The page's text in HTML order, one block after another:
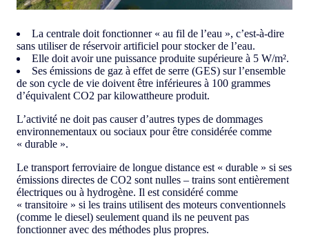
La centrale doit fonctionner « au fil de l’eau », c’est-à-dire
sans utiliser de réservoir artificiel pour stocker de l’eau.
Elle doit avoir une puissance produite supérieure à 5 W/m².
Ses émissions de gaz à effet de serre (GES) sur l’ensemble
de son cycle de vie doivent être inférieures à 100 grammes
d’équivalent CO2 par kilowattheure produit.
L’activité ne doit pas causer d’autres types de dommages
environnementaux ou sociaux pour être considérée comme
« durable ».
Le transport ferroviaire de longue distance est « durable » si ses
émissions directes de CO2 sont nulles – trains sont entièrement
électriques ou à hydrogène. Il est considéré comme
« transitoire » si les trains utilisent des moteurs conventionnels
(comme le diesel) seulement quand ils ne peuvent pas
fonctionner avec des méthodes plus propres.